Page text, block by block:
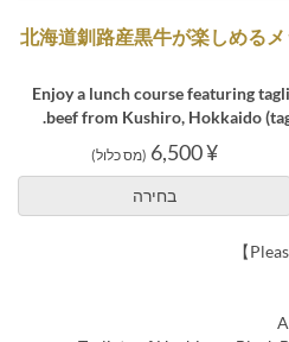
【平日】北海道釧路産黒牛が楽しめ
Enjoy a lunch course featuring
beef from Kushiro, Hokkaido
¥ 6,500 (מס כלול)
בחירה